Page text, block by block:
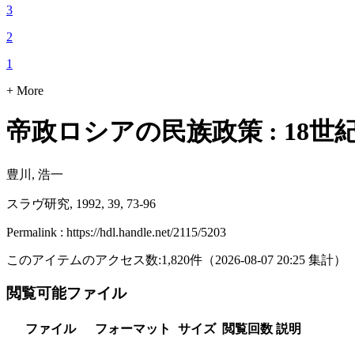
3
2
1
+ More
帝政ロシアの民族政策 : 18世
豊川, 浩一
スラヴ研究, 1992, 39, 73-96
Permalink : https://hdl.handle.net/2115/5203
このアイテムのアクセス数:1,820件 （2026-08-07 20:25 集計）
閲覧可能ファイル
ファイル フォーマット サイズ 閲覧回数 説明